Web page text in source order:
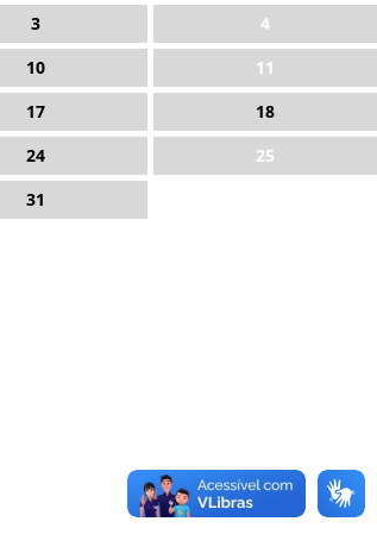
3
4
10
11
17
18
24
25
31